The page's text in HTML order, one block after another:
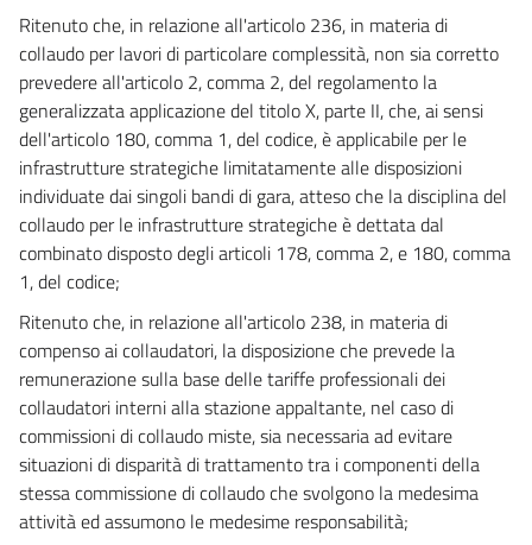
102
103
104
TITOLO V - SISTEMI DI REALIZZAZIONE DEI
LAVORI E SELEZIONE DELLE OFFERTE
((TITOLO ABROGATO DAL D.LGS. 18 APRILE 2016, N. 50))
105
106
107
108
109
110
111
112
113
Ritenuto che, in relazione all'articolo 236, in materia di
collaudo per lavori di particolare complessità, non sia corretto
prevedere all'articolo 2, comma 2, del regolamento la
generalizzata applicazione del titolo X, parte II, che, ai sensi
dell'articolo 180, comma 1, del codice, è applicabile per le
infrastrutture strategiche limitatamente alle disposizioni
individuate dai singoli bandi di gara, atteso che la disciplina del
collaudo per le infrastrutture strategiche è dettata dal
combinato disposto degli articoli 178, comma 2, e 180, comma
1, del codice;
Ritenuto che, in relazione all'articolo 238, in materia di
compenso ai collaudatori, la disposizione che prevede la
remunerazione sulla base delle tariffe professionali dei
collaudatori interni alla stazione appaltante, nel caso di
commissioni di collaudo miste, sia necessaria ad evitare
situazioni di disparità di trattamento tra i componenti della
stessa commissione di collaudo che svolgono la medesima
attività ed assumono le medesime responsabilità;